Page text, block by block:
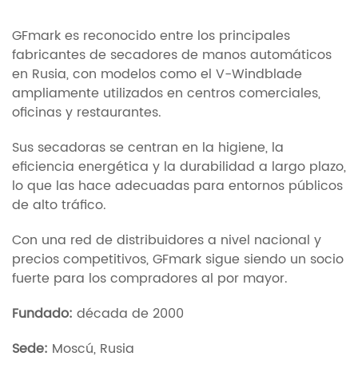
GFmark es reconocido entre los principales
fabricantes de secadores de manos automáticos
en Rusia, con modelos como el V-Windblade
ampliamente utilizados en centros comerciales,
oficinas y restaurantes.
Sus secadoras se centran en la higiene, la
eficiencia energética y la durabilidad a largo plazo,
lo que las hace adecuadas para entornos públicos
de alto tráfico.
Con una red de distribuidores a nivel nacional y
precios competitivos, GFmark sigue siendo un socio
fuerte para los compradores al por mayor.
Fundado: década de 2000
Sede: Moscú, Rusia